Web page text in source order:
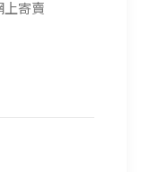
上寄賣